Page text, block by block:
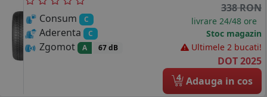
Consum C
Aderenta C
Zgomot A 67 dB
338 RON
livrare 24/48 ore
Stoc magazin
Ultimele 2 bucati!
DOT 2025
4 Adauga in cos